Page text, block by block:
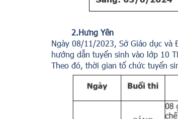
2.Hưng Yên
Ngày 08/11/2023, Sở Giáo dục và
hướng dẫn tuyển sinh vào lớp 10
Theo đó, thời gian tổ chức tuyển